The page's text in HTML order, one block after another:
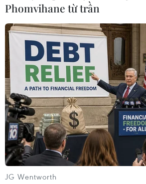
#Arsenal #Unai Emery
#Sa thải
#Freddie Ljungberg
Anh
Phomvihane từ trần
JG Wentworth